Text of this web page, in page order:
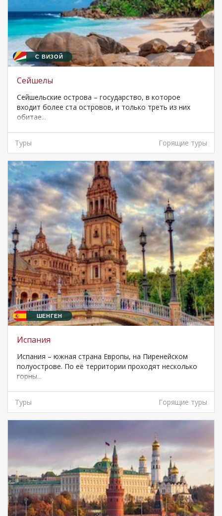
С ВИЗОЙ
Сейшелы
Сейшельские острова – государство, в которое
входит более ста островов, и только треть из них
обитае...
Туры Горящие туры
ШЕНГЕН
Испания
Испания – южная страна Европы, на Пиренейском
полуострове. По её территории проходят несколько
горны...
Туры Горящие туры